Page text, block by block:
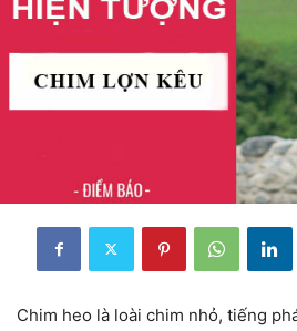
Chim heo là loài chim nhỏ, tiếng